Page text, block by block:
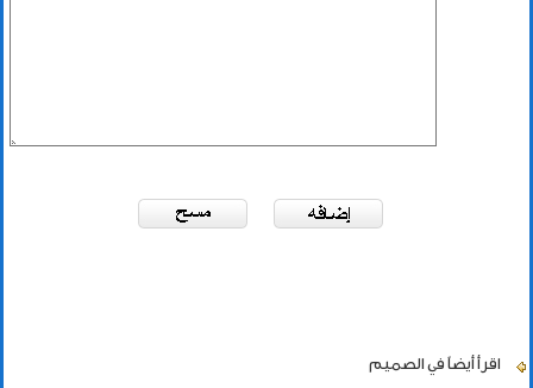
اقرأ أيضاً في الصميم